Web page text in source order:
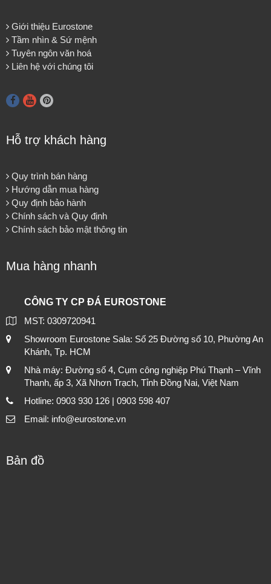
Giới thiệu Eurostone
Tầm nhìn & Sứ mệnh
Tuyên ngôn văn hoá
Liên hệ với chúng tôi
Hỗ trợ khách hàng
Quy trình bán hàng
Hướng dẫn mua hàng
Quy định bảo hành
Chính sách và Quy định
Chính sách bảo mật thông tin
Mua hàng nhanh
CÔNG TY CP ĐÁ EUROSTONE
MST: 0309720941
Showroom Eurostone Sala: Số 25 Đường số 10, Phường An
Khánh, Tp. HCM
Nhà máy: Đường số 4, Cụm công nghiệp Phú Thạnh – Vĩnh
Thanh, ấp 3, Xã Nhơn Trạch, Tỉnh Đồng Nai, Việt Nam
Hotline: 0903 930 126 | 0903 598 407
Email: info@eurostone.vn
Bản đồ